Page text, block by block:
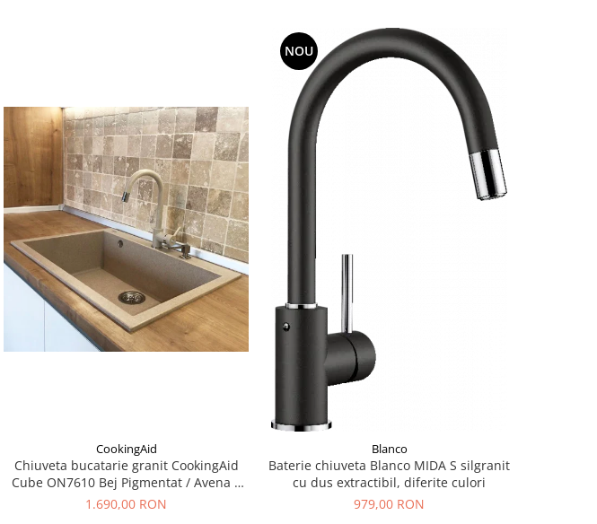
CookingAid
Chiuveta bucatarie granit CookingAid
Cube ON7610 Bej Pigmentat / Avena +
accesorii montaj
1.690,00 RON
NOU
Blanco
Baterie chiuveta Blanco MIDA S silgranit
cu dus extractibil, diferite culori
979,00 RON